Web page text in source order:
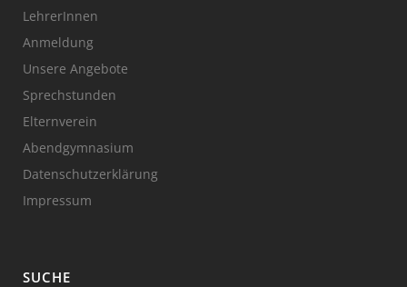
LehrerInnen
Anmeldung
Unsere Angebote
Sprechstunden
Elternverein
Abendgymnasium
Datenschutzerklärung
Impressum
SUCHE